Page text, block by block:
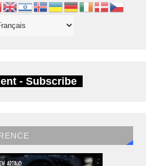
- Subscribe